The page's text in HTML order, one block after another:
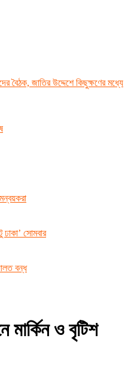
বৈঠক, জাতির উদ্দেশে কিছুক্ষণের মধ্যে
ঢাকা’ সোমবার
বন্ধ
মার্কিন ও বৃটিশ